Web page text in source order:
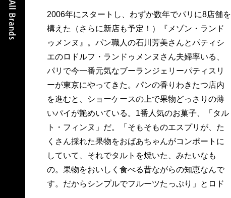
2006年にスタートし、わずか数年でパリに8店舗を
構えた（さらに新店も予定！）『メゾン・ランド
ゥメンヌ』。パン職人の石川芳美さんとパティシ
エのロドルフ・ランドゥメンヌさん夫婦率いる、
パリで今一番元気なブーランジェリーパティスリ
ーが東京にやってきた。パンの香りわきたつ店内
を進むと、ショーケースの上で果物どっさりの薄
いパイが艶めいている。1番人気のお菓子、「タル
ト・フィンヌ」だ。「そもそものエスプリが、た
くさん採れた果物をおばあちゃんがコンポートに
していて、それでタルトを焼いた、みたいなも
の。果物をおいしく食べる昔ながらの知恵なんで
す。だからシンプルでフルーツたっぷり」とロド
ルフさん。素朴なタルトを『ピエール・エルメ』
や『ルカ・カルトン』などの名店で培った、丁寧
な仕事で焼き上げていく。生地は手間を惜しま
ず、フィユタージュ・アンベルセ（バターで生地
を包み折りこむパイ）に。バター香るサクサクパ
イに、美しく並べた果物は花咲くよう。齧るとミ
ラベルはとろり、りんごはくにゅしゃき。火の入
った果物の濃密な旨味とどこか色っぽい口どけ
に、生地がそっとコクを添える。パティシエの仕
事×おばあちゃんの知恵。この一枚にフランスのお